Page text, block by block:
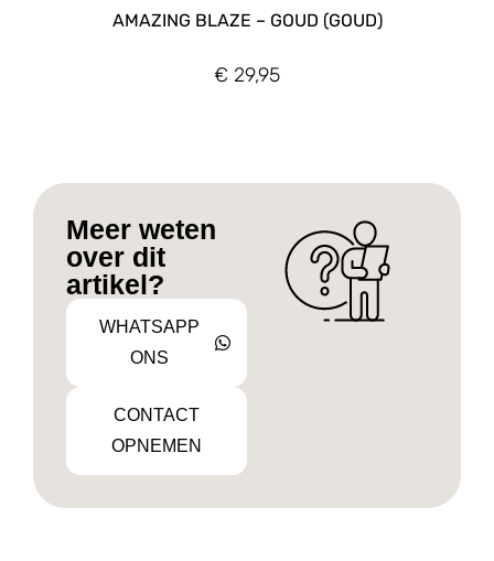
AMAZING BLAZE – GOUD (GOUD)
€ 29,95
Meer weten
over dit
artikel?
WHATSAPP
ONS
CONTACT
OPNEMEN